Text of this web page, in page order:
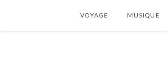
VOYAGE MUSIQUE